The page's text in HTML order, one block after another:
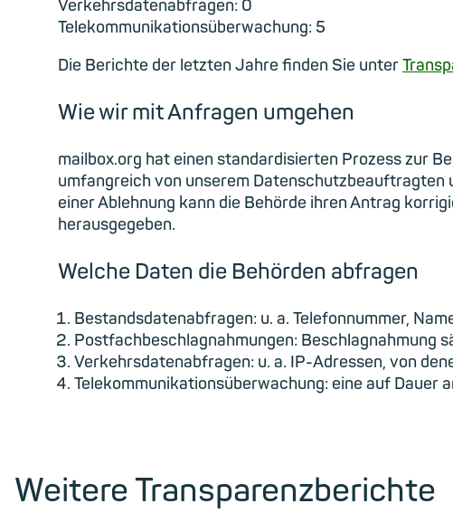
Verkehrsdatenabfragen: 0
Telekommunikationsüberwachung: 5
Die Berichte der letzten Jahre finden Sie unter
Wie wir mit Anfragen umgehen
mailbox.org hat einen standardisierten Prozess zur
umfangreich von unserem
einer Ablehnung kann die Behörde ihren Antrag
herausgegeben.
Welche Daten die Behörden abfragen
Bestandsdatenabfragen: u. a. Telefonnummer,
Postfachbeschlagnahmungen: Beschlagnahmung
Verkehrsdatenabfragen: u. a. IP-Adressen, von
Telekommunikationsüberwachung: eine auf Dauer
Weitere Transparenzberichte